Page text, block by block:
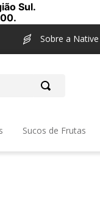
Sul.
Sobre a Native
Sucos de Frutas